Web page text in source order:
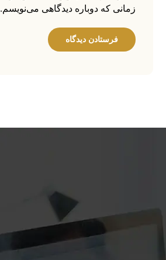
زمانی که دوباره دیدگاهی می‌نویسم.